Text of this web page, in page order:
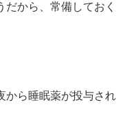
だから、常備しておく
から睡眠薬が投与され